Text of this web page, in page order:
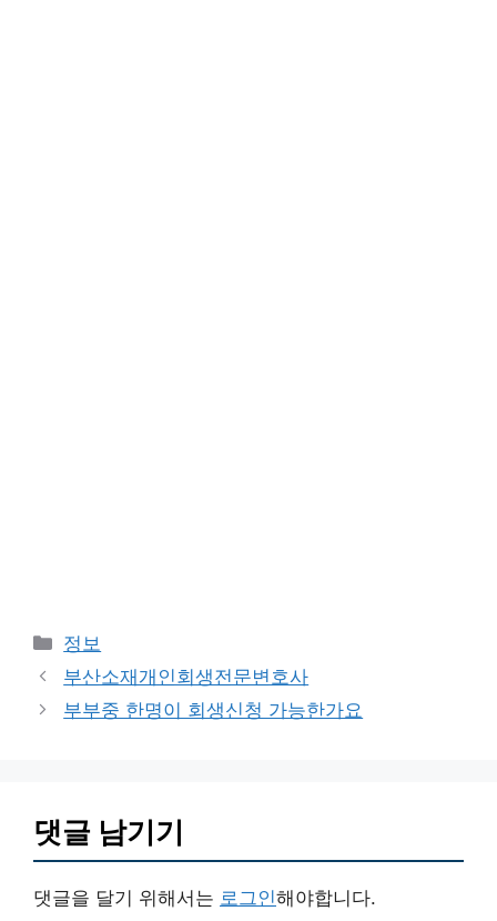
카
테
리
정보
부산소재개인회생전문변호사
부부중 한명이 회생신청 가능한가요
댓글 남기기
댓글을 달기 위해서는 로그인해야합니다.